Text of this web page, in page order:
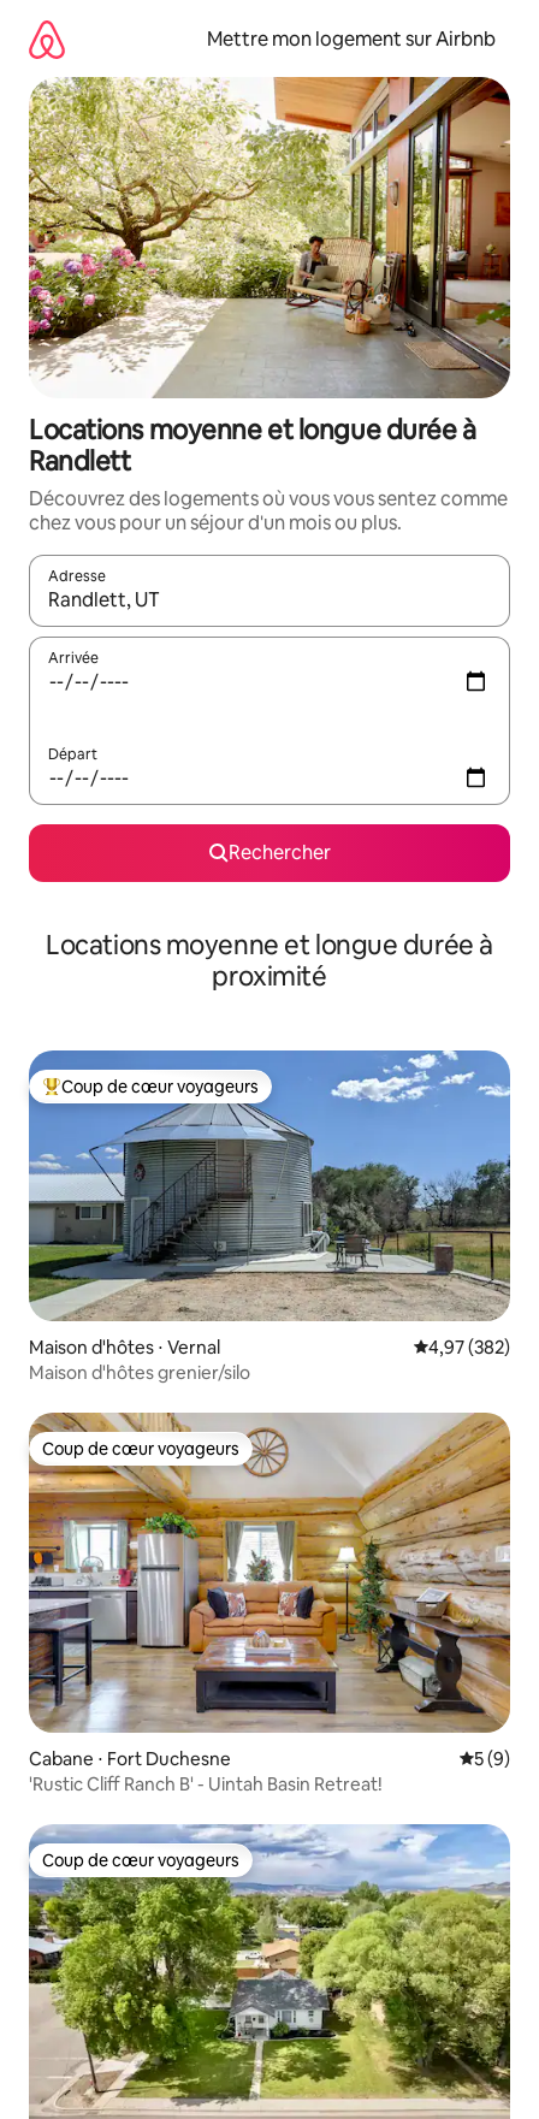
directement
contenu
Mettre mon logement sur Airbnb
Locations moyenne et longue durée à
Randlett
Découvrez des logements où vous vous sentez comme
chez vous pour un séjour d'un mois ou plus.
Adresse
Lorsque les résultats s'affichent, utilisez les flèches vers le
Arrivée
Départ
Rechercher
Locations moyenne et longue durée à
proximité
Coups de cœur voyageurs les plus appréciés
Coup de cœur voyageurs
Maison d'hôtes ⋅ Vernal Évaluation
4,97 (382)
Maison d'hôtes grenier/silo
Coup de cœur voyageurs
Coup de cœur voyageurs
Cabane ⋅ Fort Duchesne
5 (9)
'Rustic Cliff Ranch B' - Uintah Basin Retreat!
Coup de cœur voyageurs
Coup de cœur voyageurs